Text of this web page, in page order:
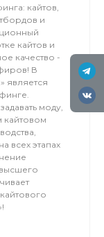
кайтов,
и
кайтов и
качество -
В
является
моду,
кайтовом
всех этапах